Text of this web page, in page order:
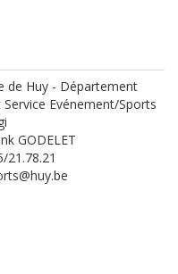
de Huy - Département
Service Evénement/Sports
GODELET
21.78.21